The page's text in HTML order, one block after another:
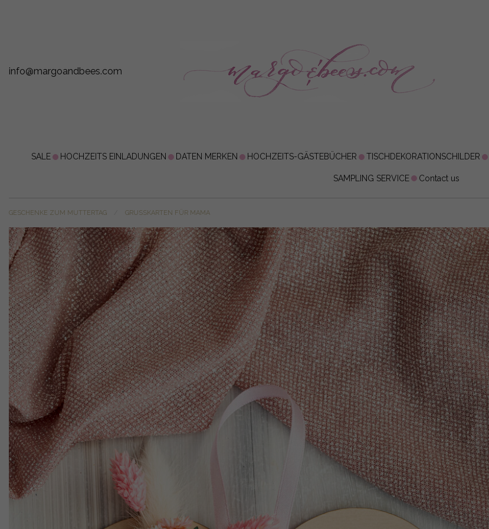
info@margoandbees.com
SALE HOCHZEITS EINLADUNGEN DATEN MERKEN HOCHZEITS-GÄSTEBÜCHER TISCHDEKORATIONSCHILDER
SAMPLING SERVICE Contact us
GESCHENKE ZUM MUTTERTAG GRUSSKARTEN FÜR MAMA